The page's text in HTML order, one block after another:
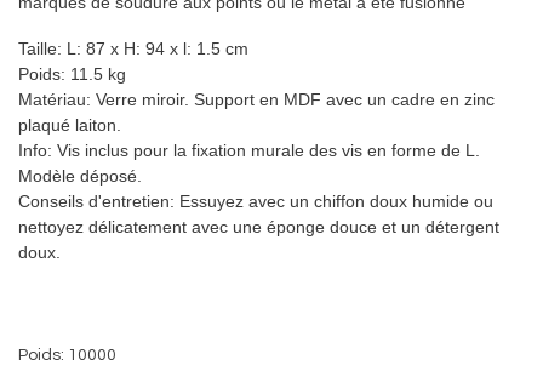
Taille: L: 87 x H: 94 x l: 1.5 cm
Poids: 11.5 kg
Matériau: Verre miroir. Support en MDF avec un cadre en zinc
plaqué laiton.
Info: Vis inclus pour la fixation murale des vis en forme de L.
Modèle déposé.
Conseils d'entretien: Essuyez avec un chiffon doux humide ou
nettoyez délicatement avec une éponge douce et un détergent
doux.
Poids: 10000